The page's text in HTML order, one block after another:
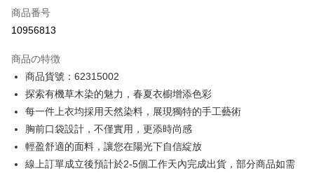
クレジットカード分割払い
合作金庫商業銀行
華南商業銀行
上海商業儲蓄銀行
台北富邦商業銀行
国泰世華商業銀行
兆豐國際商業銀行
台湾中小企業銀行
台中商業銀行
聯邦商業銀行
遠東国際商業銀行
元大商業銀行
永豐商業銀行
6回払い、金利0、毎回
合作金庫商業銀行
華南商業銀行
彰化商業銀行
上海商業儲蓄銀行
台北富邦商業銀行
国泰世華商業銀行
兆豐國際商業銀行
台湾中小企業銀行
台中商業銀行
HSBC(台湾)商業銀行
華泰商業銀行
12回払い、金利0、毎回
合作金庫商業銀行
第一商業銀行
上海商業儲蓄銀行
台北富邦商業銀行
国泰世華商業銀行
兆豐國際商業銀行
台湾中小企業銀行
台中商業銀行
コンビニ店頭代金引換
LINE Pay
Apple Pay
商品番号
10956813
商品の特徴
商品貨號：62315002
探索有機草木染的魅力，春夏衣櫥增添色彩
每一件上衣均採用天然染料，展現獨特的手工藝術
胸前口袋設計，不僅實用，更添時尚感
輕盈舒適的面料，讓您在陽光下自信綻放
線上訂單成立後預計於2-5個工作天內完成出貨，部分商品如需